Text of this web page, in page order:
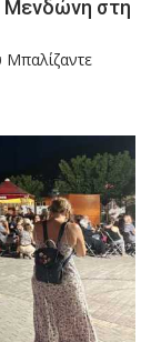
Μενδώνη στη
Μπαλίζαντε